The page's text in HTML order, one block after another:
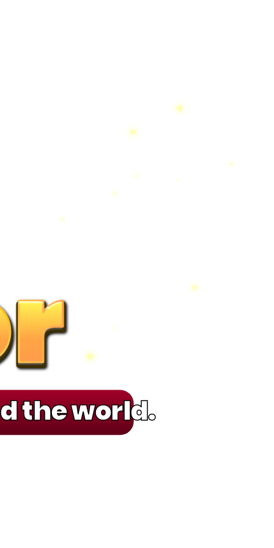
the world.